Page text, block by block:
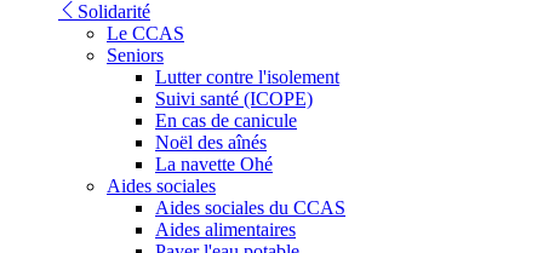
Solidarité
Le CCAS
Seniors
Lutter contre l'isolement
Suivi santé (ICOPE)
En cas de canicule
Noël des aînés
La navette Ohé
Aides sociales
Aides sociales du CCAS
Aides alimentaires